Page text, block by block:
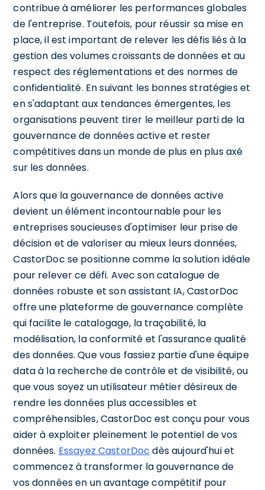
contribue à améliorer les performances globales
de l'entreprise. Toutefois, pour réussir sa mise en
place, il est important de relever les défis liés à la
gestion des volumes croissants de données et au
respect des réglementations et des normes de
confidentialité. En suivant les bonnes stratégies et
en s'adaptant aux tendances émergentes, les
organisations peuvent tirer le meilleur parti de la
gouvernance de données active et rester
compétitives dans un monde de plus en plus axé
sur les données.
Alors que la gouvernance de données active
devient un élément incontournable pour les
entreprises soucieuses d'optimiser leur prise de
décision et de valoriser au mieux leurs données,
CastorDoc se positionne comme la solution idéale
pour relever ce défi. Avec son catalogue de
données robuste et son assistant IA, CastorDoc
offre une plateforme de gouvernance complète
qui facilite le catalogage, la traçabilité, la
modélisation, la conformité et l'assurance qualité
des données. Que vous fassiez partie d'une équipe
data à la recherche de contrôle et de visibilité, ou
que vous soyez un utilisateur métier désireux de
rendre les données plus accessibles et
compréhensibles, CastorDoc est conçu pour vous
aider à exploiter pleinement le potentiel de vos
données. Essayez CastorDoc dès aujourd'hui et
commencez à transformer la gouvernance de
vos données en un avantage compétitif pour